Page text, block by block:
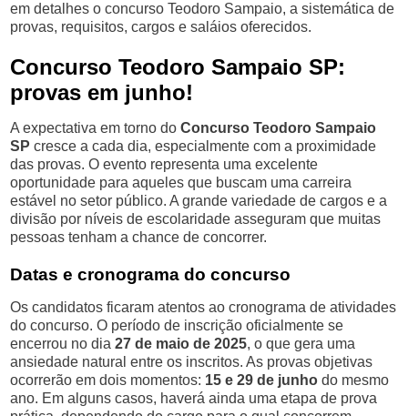
em detalhes o concurso Teodoro Sampaio, a sistemática de
provas, requisitos, cargos e saláios oferecidos.
Concurso Teodoro Sampaio SP:
provas em junho!
A expectativa em torno doConcurso Teodoro Sampaio
SP cresce a cada dia, especialmente com a proximidade
das provas. O evento representa uma excelente
oportunidade para aqueles que buscam uma carreira
estável no setor público. A grande variedade de cargos e a
divisão por níveis de escolaridade asseguram que muitas
pessoas tenham a chance de concorrer.
Datas e cronograma do concurso
Os candidatos ficaram atentos ao cronograma de atividades
do concurso. O período de inscrição oficialmente se
encerrou no dia27 de maio de 2025, o que gera uma
ansiedade natural entre os inscritos. As provas objetivas
ocorrerão em dois momentos: 15 e 29 de junho do mesmo
ano. Em alguns casos, haverá ainda uma etapa de prova